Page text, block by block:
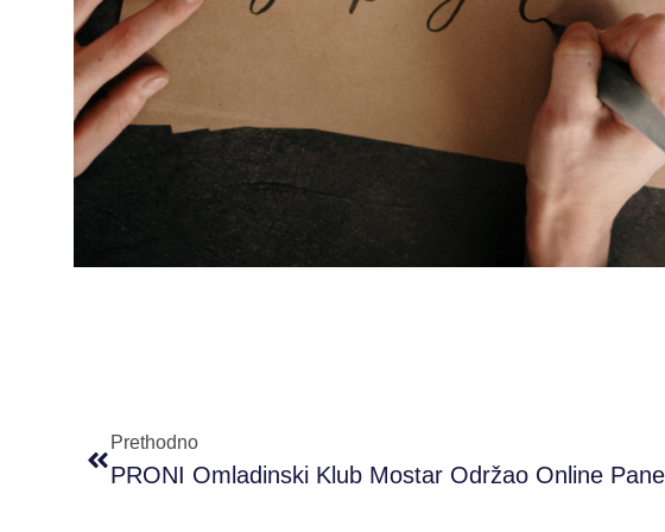
Prethodno